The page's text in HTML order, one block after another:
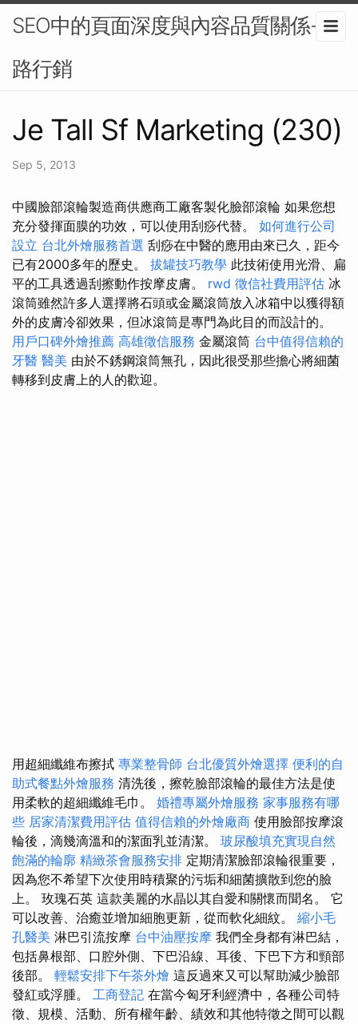
SEO中的頁面深度與內容品質關係-網
路行銷
Je Tall Sf Marketing (230)
Sep 5, 2013
中國臉部滾輪製造商供應商工廠客製化臉部滾輪 如果您想
充分發揮面膜的功效，可以使用刮痧代替。 如何進行公司
設立 台北外燴服務首選 刮痧在中醫的應用由來已久，距今
已有2000多年的歷史。 拔罐技巧教學 此技術使用光滑、扁
平的工具透過刮擦動作按摩皮膚。 rwd 徵信社費用評估 冰
滾筒雖然許多人選擇將石頭或金屬滾筒放入冰箱中以獲得額
外的皮膚冷卻效果，但冰滾筒是專門為此目的而設計的。
用戶口碑外燴推薦 高雄徵信服務 金屬滾筒 台中值得信賴的
牙醫 醫美 由於不銹鋼滾筒無孔，因此很受那些擔心將細菌
轉移到皮膚上的人的歡迎。
用超細纖維布擦拭 專業整骨師 台北優質外燴選擇 便利的自
助式餐點外燴服務 清洗後，擦乾臉部滾輪的最佳方法是使
用柔軟的超細纖維毛巾。 婚禮專屬外燴服務 家事服務有哪
些 居家清潔費用評估 值得信賴的外燴廠商 使用臉部按摩滾
輪後，滴幾滴溫和的潔面乳並清潔。 玻尿酸填充實現自然
飽滿的輪廓 精緻茶會服務安排 定期清潔臉部滾輪很重要，
因為您不希望下次使用時積聚的污垢和細菌擴散到您的臉
上。 玫瑰石英 這款美麗的水晶以其自愛和關懷而聞名。 它
可以改善、治癒並增加細胞更新，從而軟化細紋。 縮小毛
孔醫美 淋巴引流按摩 台中油壓按摩 我們全身都有淋巴結，
包括鼻根部、口腔外側、下巴沿線、耳後、下巴下方和頸部
後部。 輕鬆安排下午茶外燴 這反過來又可以幫助減少臉部
發紅或浮腫。 工商登記 在當今匈牙利經濟中，各種公司特
徵、規模、活動、所有權年齡、績效和其他特徵之間可以觀